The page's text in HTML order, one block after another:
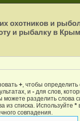
охотников и
и рыбалку в
+, чтобы определить
и- для слов,
можете разделить слова
из списка. Используйте*
совпадения.